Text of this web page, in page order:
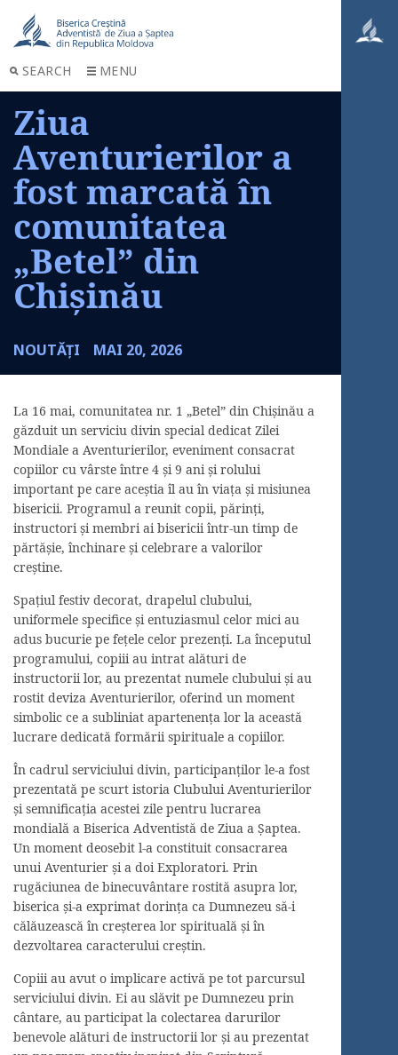
SEARCH MENU
Ziua
Aventurierilor a
fost marcată în
comunitatea
„Betel” din
Chișinău
NOUTĂȚI MAI 20, 2026
La 16 mai, comunitatea nr. 1 „Betel” din Chișinău a
găzduit un serviciu divin special dedicat Zilei
Mondiale a Aventurierilor, eveniment consacrat
copiilor cu vârste între 4 și 9 ani și rolului
important pe care aceștia îl au în viața și misiunea
bisericii. Programul a reunit copii, părinți,
instructori și membri ai bisericii într-un timp de
părtășie, închinare și celebrare a valorilor
creștine.
Spațiul festiv decorat, drapelul clubului,
uniformele specifice și entuziasmul celor mici au
adus bucurie pe fețele celor prezenți. La începutul
programului, copiii au intrat alături de
instructorii lor, au prezentat numele clubului și au
rostit deviza Aventurierilor, oferind un moment
simbolic ce a subliniat apartenența lor la această
lucrare dedicată formării spirituale a copiilor.
În cadrul serviciului divin, participanților le-a fost
prezentată pe scurt istoria Clubului Aventurierilor
și semnificația acestei zile pentru lucrarea
mondială a Biserica Adventistă de Ziua a Șaptea.
Un moment deosebit l-a constituit consacrarea
unui Aventurier și a doi Exploratori. Prin
rugăciunea de binecuvântare rostită asupra lor,
biserica și-a exprimat dorința ca Dumnezeu să-i
călăuzească în creșterea lor spirituală și în
dezvoltarea caracterului creștin.
Copiii au avut o implicare activă pe tot parcursul
serviciului divin. Ei au slăvit pe Dumnezeu prin
cântare, au participat la colectarea darurilor
benevole alături de instructorii lor și au prezentat